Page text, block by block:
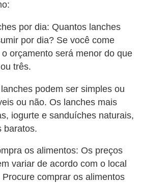
por dia: Quantos lanches
por dia? Se você come
orçamento será menor do que
três.
podem ser simples ou
ou não. Os lanches mais
iogurte e sanduíches naturais,
baratos.
os alimentos: Os preços
variar de acordo com o local
comprar os alimentos